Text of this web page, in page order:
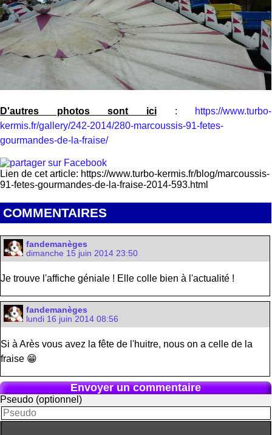
D'autres photos sont ici : https://www.turbo-
kermis.fr/gallery/242-2014/280-marcoussis-91-fetes-
gourmandes-de-la-fraise/
Lien de cet article: https://www.turbo-kermis.fr/blog/marcoussis-
91-fetes-gourmandes-de-la-fraise-2014-593.html
COMMENTAIRES
fandemanèges
dimanche 15 juin 2014 23:50
Je trouve l'affiche géniale ! Elle colle bien à l'actualité !
fandemanèges
lundi 16 juin 2014 08:56
Si à Arès vous avez la fête de l'huitre, nous on a celle de la
fraise 😁
Envoyer un commentaire
Pseudo (optionnel)